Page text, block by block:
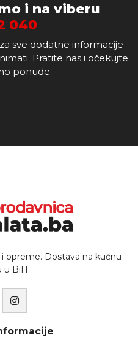
i na viberu
040
sve dodatne informacije
Pratite nas i očekujte
ponude.
opreme. Dostava na kućnu
u BiH.